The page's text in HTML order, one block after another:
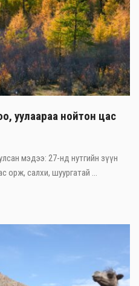
уулаараа нойтон цас
мэдээ: 27-нд нутгийн зүүн
орж, салхи, шуургатай ...